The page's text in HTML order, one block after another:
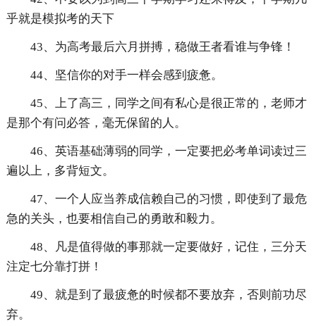
乎就是模拟考的天下
43、为高考最后六月拼搏，稳做王者看谁与争锋！
44、坚信你的对手一样会感到疲惫。
45、上了高三，同学之间有私心是很正常的，老师才
是那个有问必答，毫无保留的人。
46、英语基础薄弱的同学，一定要把必考单词读过三
遍以上，多背短文。
47、一个人应当养成信赖自己的习惯，即使到了最危
急的关头，也要相信自己的勇敢和毅力。
48、凡是值得做的事那就一定要做好，记住，三分天
注定七分靠打拼！
49、就是到了最疲惫的时候都不要放弃，否则前功尽
弃。